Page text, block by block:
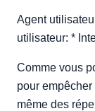
Agent
utilisateur: *
Comme vous
pour
même des